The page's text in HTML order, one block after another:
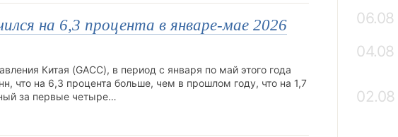
на 6,3 процента в январе-мае 2026
Китая (GACC), в период с января по май этого года
что на 6,3 процента больше, чем в прошлом году, что на 1,7
за первые четыре…
06.08
04.08
02.08